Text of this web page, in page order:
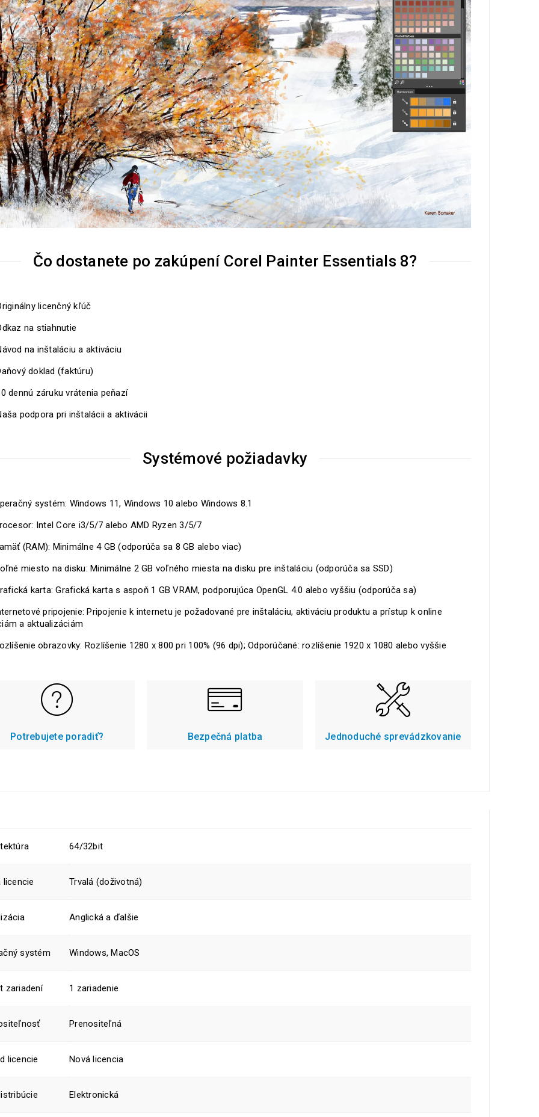
Čo dostanete po zakúpení Corel Painter Essentials 8?
licenčný kľúč
na stiahnutie
na inštaláciu a aktiváciu
doklad (faktúru)
dennú záruku vrátenia peňazí
podpora pri inštalácii a aktivácii
Systémové požiadavky
systém: Windows 11, Windows 10 alebo Windows 8.1
Intel Core i3/5/7 alebo AMD Ryzen 3/5/7
(RAM): Minimálne 4 GB (odporúča sa 8 GB alebo viac)
miesto na disku: Minimálne 2 GB voľného miesta na disku pre inštaláciu (odporúča sa SSD)
karta: Grafická karta s aspoň 1 GB VRAM, podporujúca OpenGL 4.0 alebo vyššiu (odporúča sa)
pripojenie: Pripojenie k internetu je požadované pre inštaláciu, aktiváciu produktu a prístup k online
a aktualizáciám
obrazovky: Rozlíšenie 1280 x 800 pri 100% (96 dpi); Odporúčané: rozlíšenie 1920 x 1080 alebo vyššie
Potrebujete poradiť? Bezpečná platba Jednoduché sprevádzkovanie
64/32bit
licencie Trvalá (doživotná)
Anglická a ďalšie
systém Windows, MacOS
zariadení 1 zariadenie
Prenositeľná
licencie Nová licencia
Elektronická